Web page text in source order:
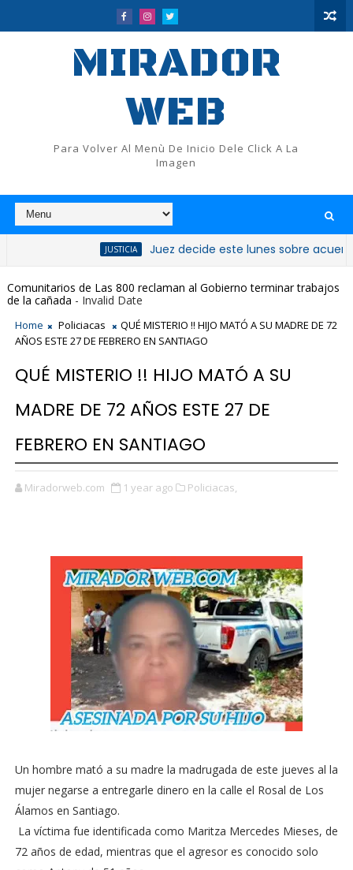
MIRADOR
WEB
Para Volver Al Menù De Inicio Dele Click A La
Imagen
Juez decide este lunes sobre acuerdos de
Comunitarios de Las 800 reclaman al Gobierno terminar trabajos
de la cañada - Invalid Date
Home Policiacas
QUÉ MISTERIO !! HIJO MATÓ A SU MADRE DE 72
AÑOS ESTE 27 DE FEBRERO EN SANTIAGO
QUÉ MISTERIO !! HIJO MATÓ A SU
MADRE DE 72 AÑOS ESTE 27 DE
FEBRERO EN SANTIAGO
Miradorweb.com 1 year ago Policiacas,
Un hombre mató a su madre la madrugada de este jueves al la
mujer negarse a entregarle dinero en la calle el Rosal de Los
Álamos en Santiago.
La víctima fue identificada como Maritza Mercedes Mieses, de
72 años de edad, mientras que el agresor es conocido solo